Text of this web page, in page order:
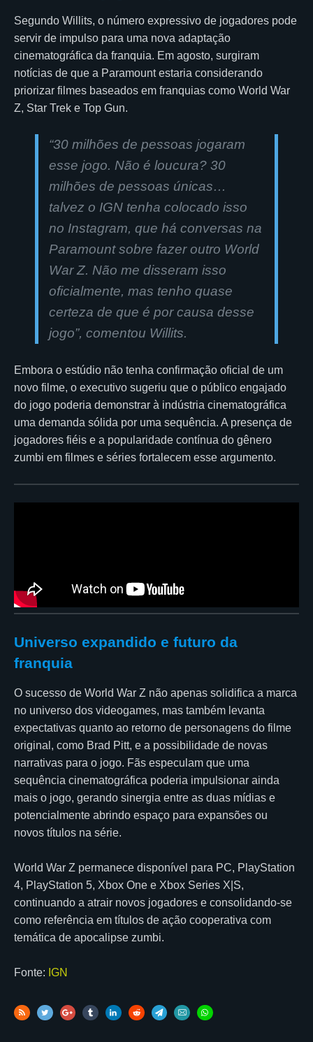
Segundo Willits, o número expressivo de jogadores pode
servir de impulso para uma nova adaptação
cinematográfica da franquia. Em agosto, surgiram
notícias de que a Paramount estaria considerando
priorizar filmes baseados em franquias como World War
Z, Star Trek e Top Gun.
“30 milhões de pessoas jogaram
esse jogo. Não é loucura? 30
milhões de pessoas únicas…
talvez o IGN tenha colocado isso
no Instagram, que há conversas na
Paramount sobre fazer outro World
War Z. Não me disseram isso
oficialmente, mas tenho quase
certeza de que é por causa desse
jogo”, comentou Willits.
Embora o estúdio não tenha confirmação oficial de um
novo filme, o executivo sugeriu que o público engajado
do jogo poderia demonstrar à indústria cinematográfica
uma demanda sólida por uma sequência. A presença de
jogadores fiéis e a popularidade contínua do gênero
zumbi em filmes e séries fortalecem esse argumento.
Universo expandido e futuro da
franquia
O sucesso de World War Z não apenas solidifica a marca
no universo dos videogames, mas também levanta
expectativas quanto ao retorno de personagens do filme
original, como Brad Pitt, e a possibilidade de novas
narrativas para o jogo. Fãs especulam que uma
sequência cinematográfica poderia impulsionar ainda
mais o jogo, gerando sinergia entre as duas mídias e
potencialmente abrindo espaço para expansões ou
novos títulos na série.
World War Z permanece disponível para PC, PlayStation
4, PlayStation 5, Xbox One e Xbox Series X|S,
continuando a atrair novos jogadores e consolidando-se
como referência em títulos de ação cooperativa com
temática de apocalipse zumbi.
Fonte: IGN